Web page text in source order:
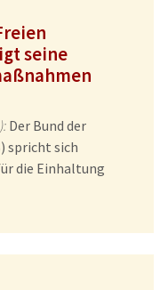
seine
Der Bund der
spricht sich
die Einhaltung